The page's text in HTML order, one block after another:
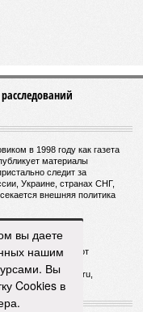
в 1998 году как газета
материалы
следит за
Украине, странах СНГ,
внешняя политика
Горевой Р. Г.
№ ФС 77 - 72681 от
versia@versia.ru,
вы даете
нашим
Вы
Cookies в